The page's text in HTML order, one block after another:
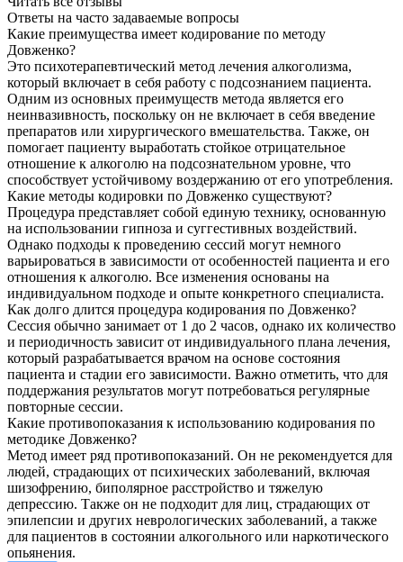
Ответы на часто задаваемые вопросы
Какие преимущества имеет кодирование по методу
Довженко?
Это психотерапевтический метод лечения алкоголизма,
который включает в себя работу с подсознанием пациента.
Одним из основных преимуществ метода является его
неинвазивность, поскольку он не включает в себя введение
препаратов или хирургического вмешательства. Также, он
помогает пациенту выработать стойкое отрицательное
отношение к алкоголю на подсознательном уровне, что
способствует устойчивому воздержанию от его употребления.
Какие методы кодировки по Довженко существуют?
Процедура представляет собой единую технику, основанную
на использовании гипноза и суггестивных воздействий.
Однако подходы к проведению сессий могут немного
варьироваться в зависимости от особенностей пациента и его
отношения к алкоголю. Все изменения основаны на
индивидуальном подходе и опыте конкретного специалиста.
Как долго длится процедура кодирования по Довженко?
Сессия обычно занимает от 1 до 2 часов, однако их количество
и периодичность зависит от индивидуального плана лечения,
который разрабатывается врачом на основе состояния
пациента и стадии его зависимости. Важно отметить, что для
поддержания результатов могут потребоваться регулярные
повторные сессии.
Какие противопоказания к использованию кодирования по
методике Довженко?
Метод имеет ряд противопоказаний. Он не рекомендуется для
людей, страдающих от психических заболеваний, включая
шизофрению, биполярное расстройство и тяжелую
депрессию. Также он не подходит для лиц, страдающих от
эпилепсии и других неврологических заболеваний, а также
для пациентов в состоянии алкогольного или наркотического
опьянения.